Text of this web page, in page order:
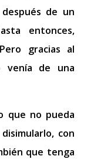
de un
entonces,
gracias al
venía de una
que no pueda
con
que tenga